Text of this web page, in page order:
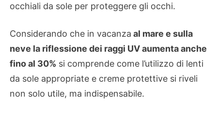
occhiali da sole per proteggere gli occhi.
Considerando che in vacanza al mare e sulla
neve la riflessione dei raggi UV aumenta anche
fino al 30% si comprende come l’utilizzo di lenti
da sole appropriate e creme protettive si riveli
non solo utile, ma indispensabile.